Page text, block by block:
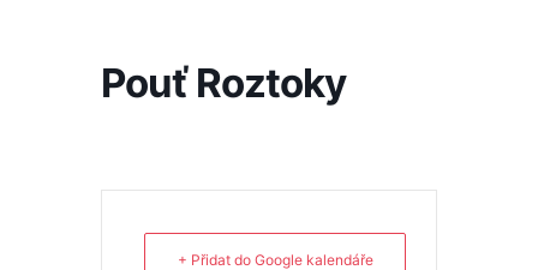
Pouť Roztoky
+ Přidat do Google kalendáře